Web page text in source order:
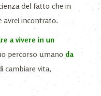
del fatto che in
avrei incontrato.
a vivere in un
percorso umano da
cambiare vita,